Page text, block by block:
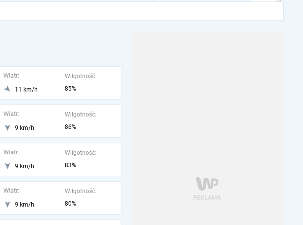
Wiatr:
11 km/h
Wilgotność:
85%
Wiatr:
9 km/h
Wilgotność:
86%
Wiatr:
9 km/h
Wilgotność:
83%
Wiatr:
9 km/h
Wilgotność:
80%